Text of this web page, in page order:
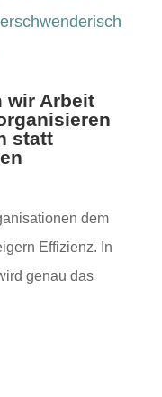
wir Arbeit
statt
dem
Effizienz. In
genau das